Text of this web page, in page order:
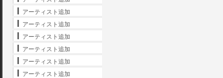
アーティスト追加
アーティスト追加
アーティスト追加
アーティスト追加
アーティスト追加
アーティスト追加